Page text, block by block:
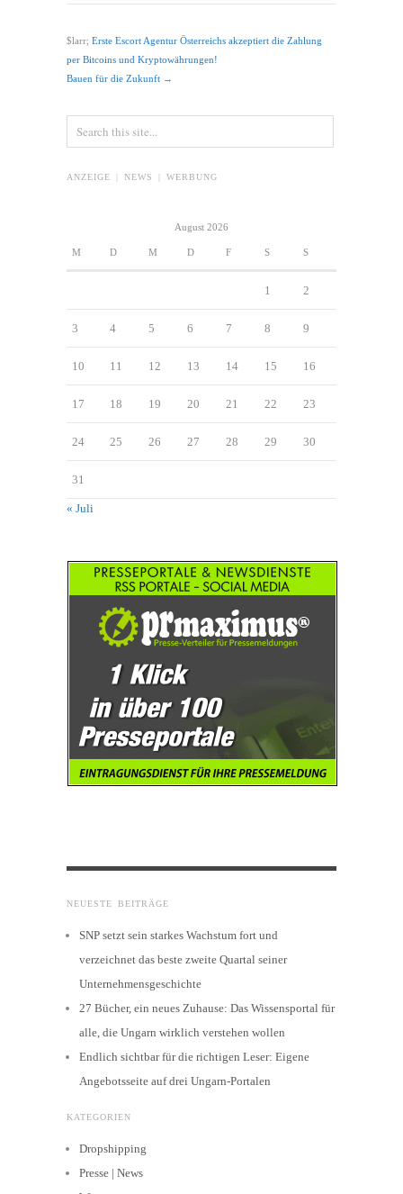
$larr; Erste Escort Agentur Österreichs akzeptiert die Zahlung
per Bitcoins und Kryptowährungen!
Bauen für die Zukunft →
ANZEIGE | NEWS | WERBUNG
August 2026
M D M D F S S
1 2
3 4 5 6 7 8 9
10 11 12 13 14 15 16
17 18 19 20 21 22 23
24 25 26 27 28 29 30
31
« Juli
NEUESTE BEITRÄGE
SNP setzt sein starkes Wachstum fort und
verzeichnet das beste zweite Quartal seiner
Unternehmensgeschichte
27 Bücher, ein neues Zuhause: Das Wissensportal für
alle, die Ungarn wirklich verstehen wollen
Endlich sichtbar für die richtigen Leser: Eigene
Angebotsseite auf drei Ungarn-Portalen
KATEGORIEN
Dropshipping
Presse | News